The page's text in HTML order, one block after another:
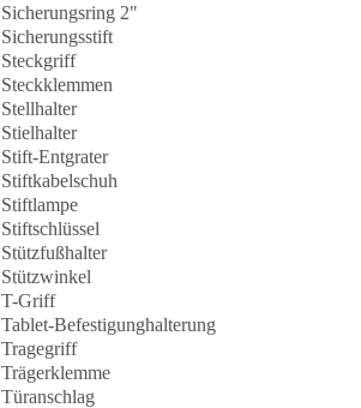
Sicherungsring 2"
Sicherungsstift
Steckgriff
Steckklemmen
Stellhalter
Stielhalter
Stift-Entgrater
Stiftkabelschuh
Stiftlampe
Stiftschlüssel
Stützfußhalter
Stützwinkel
T-Griff
Tablet-Befestigunghalterung
Tragegriff
Trägerklemme
Türanschlag